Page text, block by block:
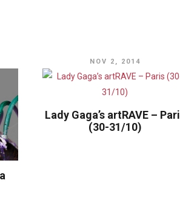
NOV 2, 2014
Lady Gaga’s artRAVE –
(30-31/10)